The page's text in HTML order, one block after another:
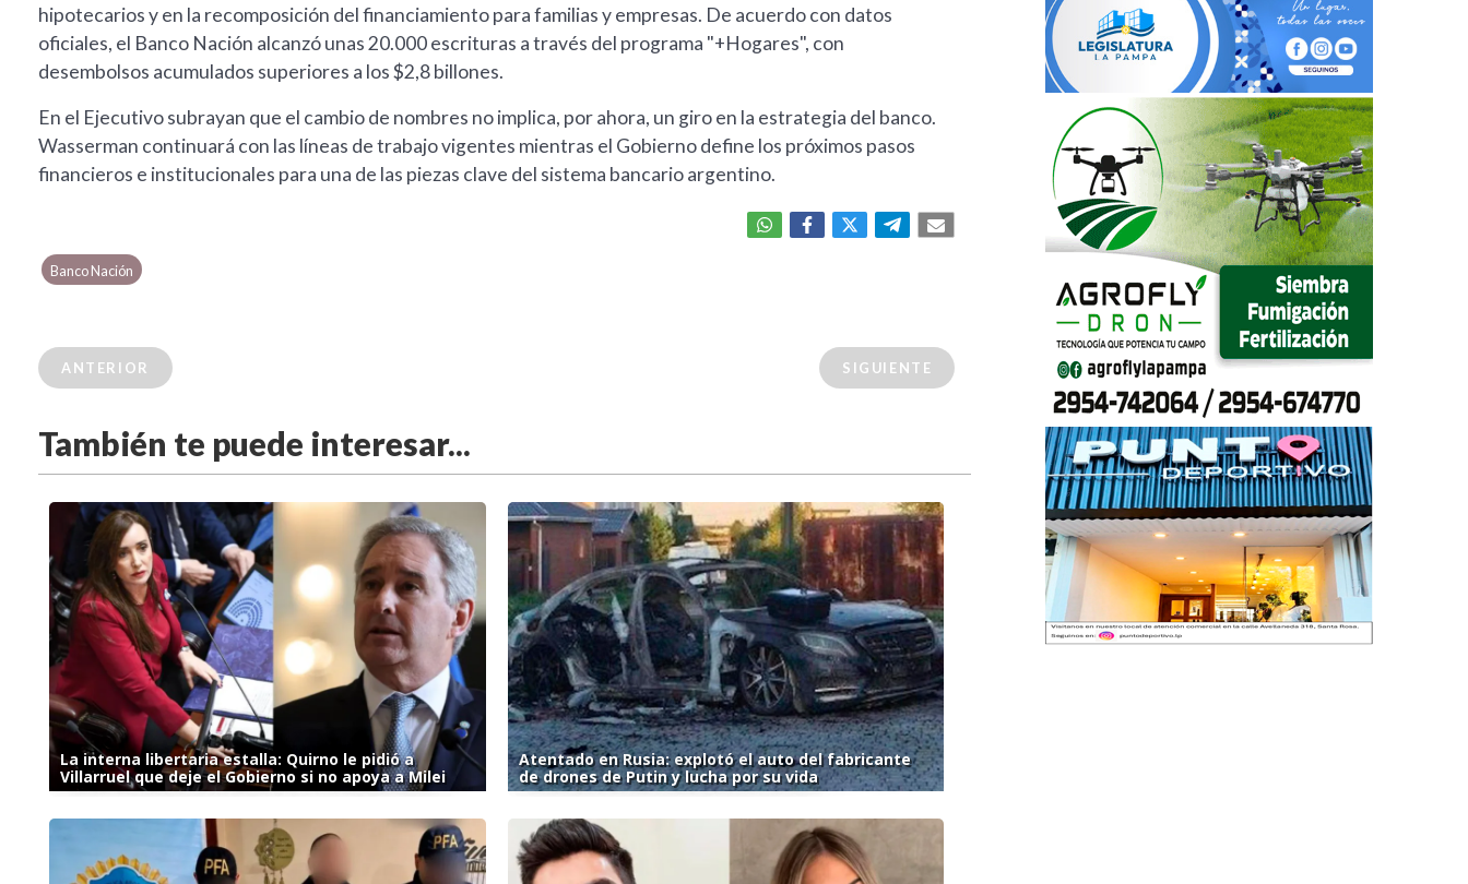
hipotecarios y en la recomposición del financiamiento para familias y empresas. De acuerdo con datos
oficiales, el Banco Nación alcanzó unas 20.000 escrituras a través del programa "+Hogares", con
desembolsos acumulados superiores a los $2,8 billones.
En el Ejecutivo subrayan que el cambio de nombres no implica, por ahora, un giro en la estrategia del banco.
Wasserman continuará con las líneas de trabajo vigentes mientras el Gobierno define los próximos pasos
financieros e institucionales para una de las piezas clave del sistema bancario argentino.
Banco Nación
ANTERIOR SIGUIENTE
También te puede interesar...
La interna libertaria estalla: Quirno le pidió a
Villarruel que deje el Gobierno si no apoya a Milei
Atentado en Rusia: explotó el auto del fabricante
de drones de Putin y lucha por su vida